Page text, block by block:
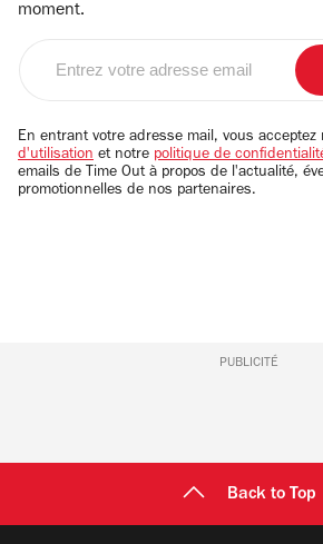
moment.
email
En entrant votre adresse mail, vous acceptez
d'utilisation et notre politique de
emails de Time Out à propos de l'actualité,
promotionnelles de nos partenaires.
PUBLICITÉ
Back to Top